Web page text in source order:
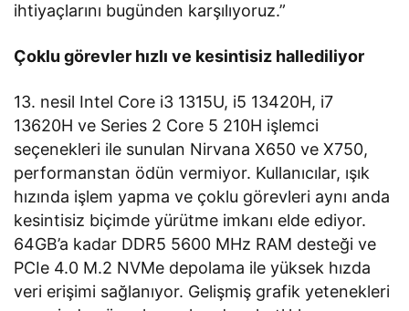
ihtiyaçlarını bugünden karşılıyoruz.”
Çoklu görevler hızlı ve kesintisiz hallediliyor
13. nesil Intel Core i3 1315U, i5 13420H, i7
13620H ve Series 2 Core 5 210H işlemci
seçenekleri ile sunulan Nirvana X650 ve X750,
performanstan ödün vermiyor. Kullanıcılar, ışık
hızında işlem yapma ve çoklu görevleri aynı anda
kesintisiz biçimde yürütme imkanı elde ediyor.
64GB’a kadar DDR5 5600 MHz RAM desteği ve
PCIe 4.0 M.2 NVMe depolama ile yüksek hızda
veri erişimi sağlanıyor. Gelişmiş grafik yetenekleri